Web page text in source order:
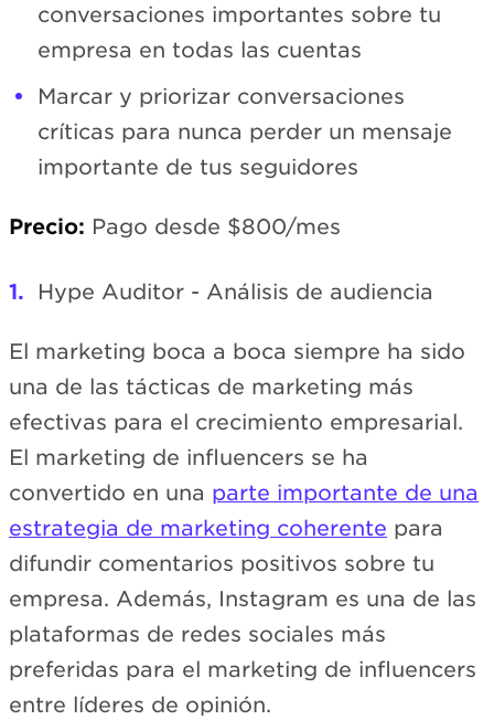
conversaciones importantes sobre tu
empresa en todas las cuentas
Marcar y priorizar conversaciones
críticas para nunca perder un mensaje
importante de tus seguidores
Precio: Pago desde $800/mes
Hype Auditor - Análisis de audiencia
El marketing boca a boca siempre ha sido
una de las tácticas de marketing más
efectivas para el crecimiento empresarial.
El marketing de influencers se ha
convertido en una parte importante de una
estrategia de marketing coherente para
difundir comentarios positivos sobre tu
empresa. Además, Instagram es una de las
plataformas de redes sociales más
preferidas para el marketing de influencers
entre líderes de opinión.